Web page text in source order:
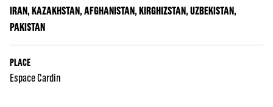
IRAN, KAZAKHSTAN, AFGHANISTAN, KIRGHIZSTAN, UZBEKISTAN,
PAKISTAN
PLACE
Espace Cardin